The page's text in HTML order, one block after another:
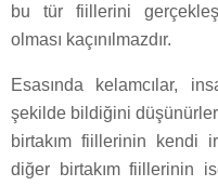
bu tür fiillerini
olması kaçınılmazdır.
Esasında kelamcılar,
şekilde bildiğini
birtakım fiillerinin kendi
diğer birtakım fiillerinin